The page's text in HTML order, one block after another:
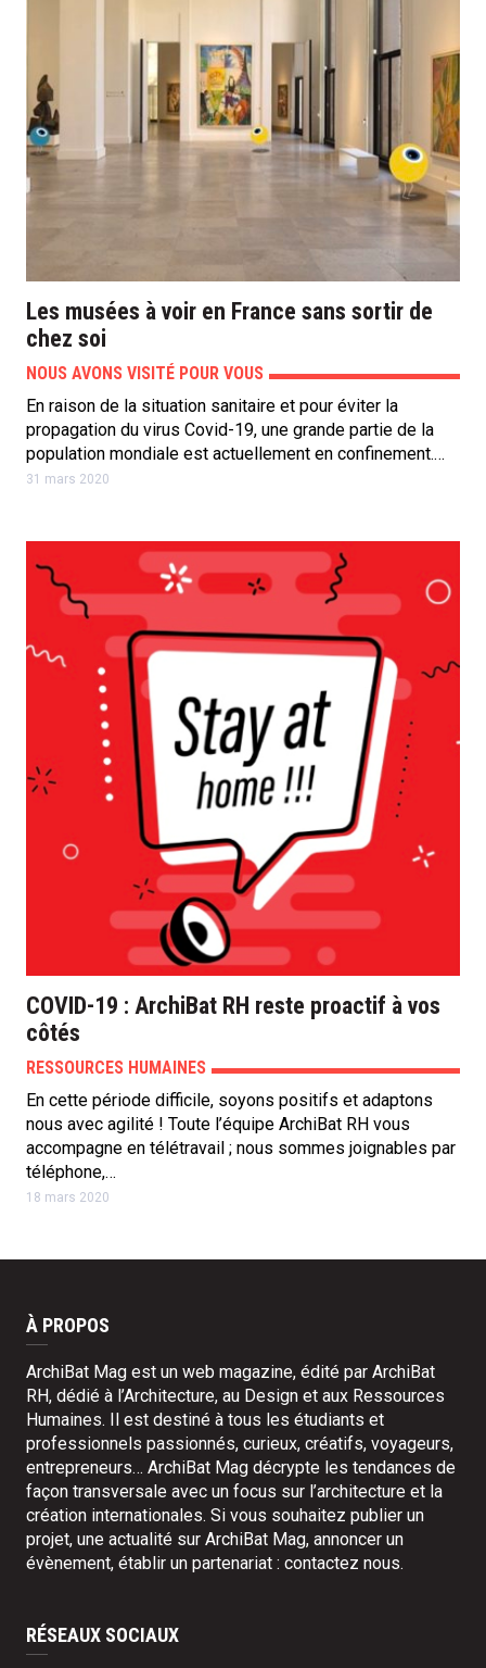
Les musées à voir en France sans sortir de
chez soi
NOUS AVONS VISITÉ POUR VOUS
En raison de la situation sanitaire et pour éviter la
propagation du virus Covid-19, une grande partie de la
population mondiale est actuellement en confinement.…
31 mars 2020
COVID-19 : ArchiBat RH reste proactif à vos
côtés
RESSOURCES HUMAINES
En cette période difficile, soyons positifs et adaptons
nous avec agilité ! Toute l’équipe ArchiBat RH vous
accompagne en télétravail ; nous sommes joignables par
téléphone,…
18 mars 2020
À PROPOS
ArchiBat Mag est un web magazine, édité par ArchiBat
RH, dédié à l’Architecture, au Design et aux Ressources
Humaines. Il est destiné à tous les étudiants et
professionnels passionnés, curieux, créatifs, voyageurs,
entrepreneurs… ArchiBat Mag décrypte les tendances de
façon transversale avec un focus sur l’architecture et la
création internationales. Si vous souhaitez publier un
projet, une actualité sur ArchiBat Mag, annoncer un
évènement, établir un partenariat : contactez nous.
RÉSEAUX SOCIAUX